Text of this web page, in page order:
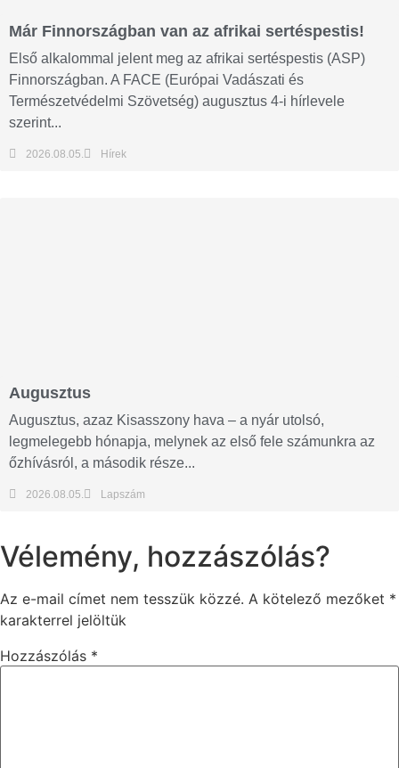
Már Finnországban van az afrikai sertéspestis!
Első alkalommal jelent meg az afrikai sertéspestis (ASP)
Finnországban. A FACE (Európai Vadászati és
Természetvédelmi Szövetség) augusztus 4-i hírlevele
szerint...
2026.08.05. Hírek
Augusztus
Augusztus, azaz Kisasszony hava – a nyár utolsó,
legmelegebb hónapja, melynek az első fele számunkra az
őzhívásról, a második része...
2026.08.05. Lapszám
Vélemény, hozzászólás?
Az e-mail címet nem tesszük közzé. A kötelező mezőket *
karakterrel jelöltük
Hozzászólás *